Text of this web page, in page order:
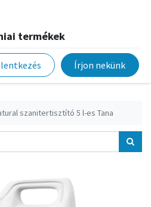
termékek
Írjon nekünk
szanitertisztító 5 l-es Tana